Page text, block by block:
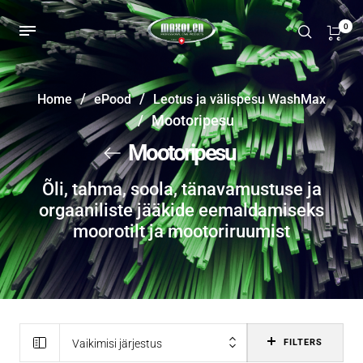
0
Home / ePood / Leotus ja välispesu WashMax
/ Mootoripesu
Mootoripesu
Õli, tahma, soola, tänavamustuse ja
orgaaniliste jääkide eemaldamiseks
moorotilt ja mootoriruumist
Vaikimisi järjestus FILTERS